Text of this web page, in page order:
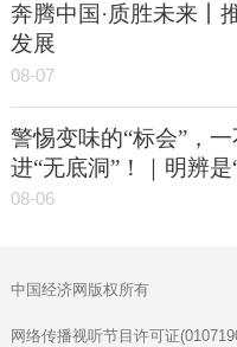
奔腾中国·质胜未来丨
发展
08-07
警惕变味的“标会”，
进“无底洞”！｜明辨是
08-06
中国经济网版权所有
网络传播视听节目许可证